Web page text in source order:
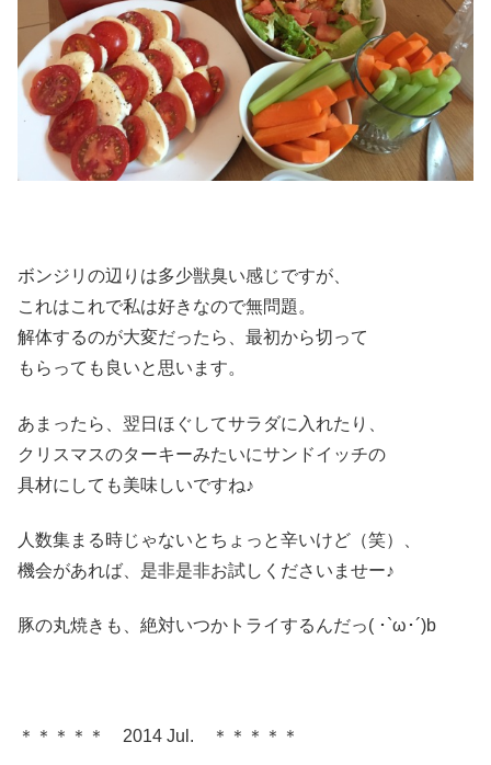
ボンジリの辺りは多少獣臭い感じですが、
これはこれで私は好きなので無問題。
解体するのが大変だったら、最初から切って
もらっても良いと思います。
あまったら、翌日ほぐしてサラダに入れたり、
クリスマスのターキーみたいにサンドイッチの
具材にしても美味しいですね♪
人数集まる時じゃないとちょっと辛いけど（笑）、
機会があれば、是非是非お試しくださいませー♪
豚の丸焼きも、絶対いつかトライするんだっ( ･`ω･´)b
＊＊＊＊＊ 2014 Jul. ＊＊＊＊＊